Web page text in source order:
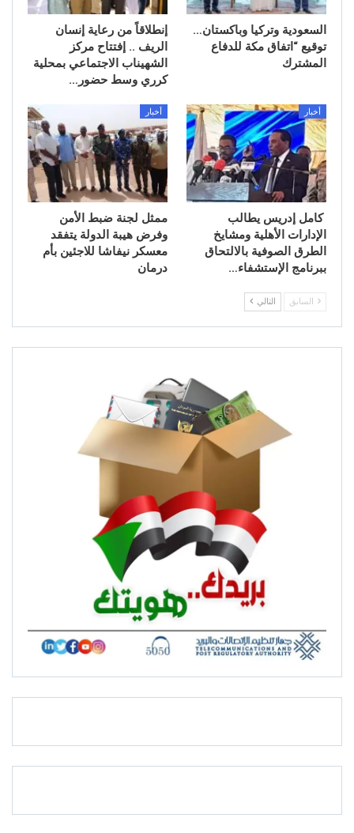
السعودية وتركيا وباكستان…
توقيع “اتفاق مكة للدفاع
المشترك
إنطلاقاً من رعاية إنسان
الريف .. إفتتاح مركز
الشهيناب الاجتماعي بمحلية
كرري وسط حضور…
أخبار
كامل إدريس يطالب
الإدارات الأهلية ومشايخ
الطرق الصوفية بالالتحاق
ببرنامج الإستشفاء…
أخبار
ممثل لجنة ضبط الأمن
وفرض هيبة الدولة يتفقد
معسكر نيفاشا للاجئين بأم
درمان
السابق التالي